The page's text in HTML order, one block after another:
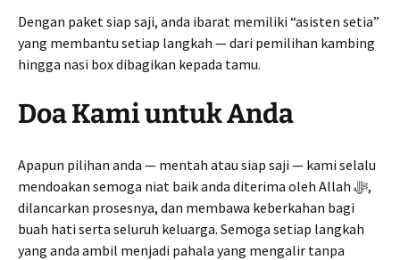
Dengan paket siap saji, anda ibarat memiliki “asisten setia”
yang membantu setiap langkah — dari pemilihan kambing
hingga nasi box dibagikan kepada tamu.
Doa Kami untuk Anda
Apapun pilihan anda — mentah atau siap saji — kami selalu
mendoakan semoga niat baik anda diterima oleh Allah ﷻ,
dilancarkan prosesnya, dan membawa keberkahan bagi
buah hati serta seluruh keluarga. Semoga setiap langkah
yang anda ambil menjadi pahala yang mengalir tanpa